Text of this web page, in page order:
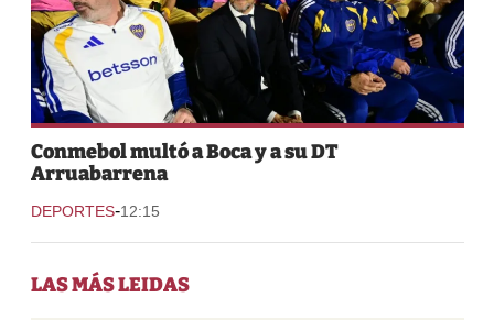
Conmebol multó a Boca y a su DT
Arruabarrena
DEPORTES-12:15
LAS MÁS LEIDAS